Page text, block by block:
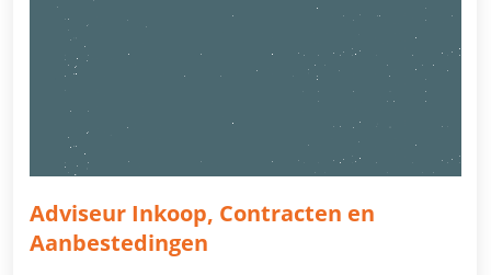
Adviseur Inkoop, Contracten en
Aanbestedingen